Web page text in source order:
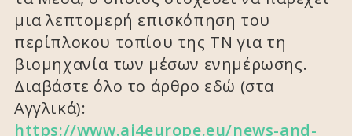
μια λεπτομερή επισκόπηση του
περίπλοκου τοπίου της ΤΝ για τη
βιομηχανία των μέσων ενημέρωσης.
Διαβάστε όλο το άρθρο εδώ (στα
Αγγλικά):
https://www.ai4europe.eu/news-and-